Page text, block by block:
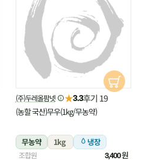
(주)두레올팜넷 ★3.3후기 19
(농할 국산)무우(1kg/무농약)
무농약 1kg 냉장
조합원 3,400원